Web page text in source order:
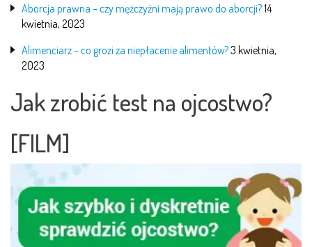
Aborcja prawna – czy mężczyźni mają prawo do aborcji?14
kwietnia, 2023
Alimenciarz – co grozi za niepłacenie alimentów?3 kwietnia,
2023
Jak zrobić test na ojcostwo?
[FILM]